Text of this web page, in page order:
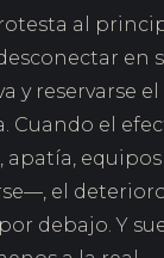
al
en
y reservarse el
Cuando el
el
debajo. Y